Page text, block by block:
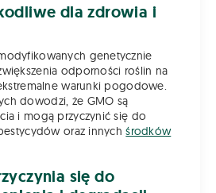
dla zdrowia i
genetycznie
odporności roślin na
warunki pogodowe.
dowodzi, że GMO są
i mogą przyczynić się do
oraz innychśrodków
się do